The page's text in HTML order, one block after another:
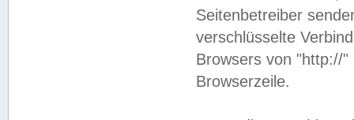
Seitenbetreiber
verschlüsselte
Browsers von "http://
Browserzeile.